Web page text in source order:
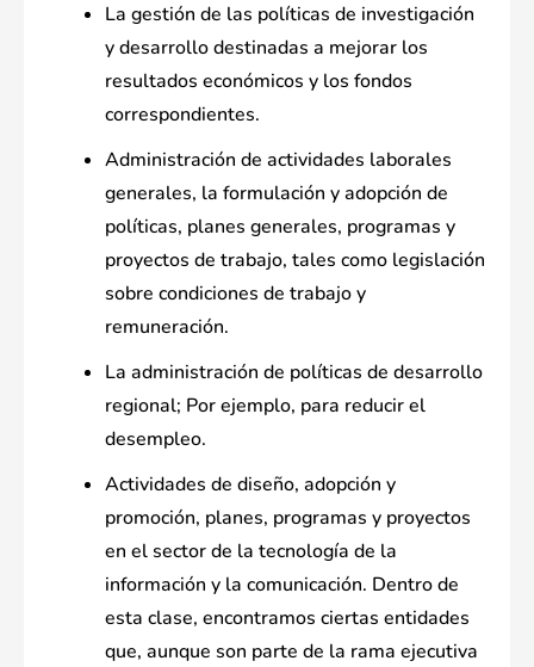
La gestión de las políticas de investigación
y desarrollo destinadas a mejorar los
resultados económicos y los fondos
correspondientes.
Administración de actividades laborales
generales, la formulación y adopción de
políticas, planes generales, programas y
proyectos de trabajo, tales como legislación
sobre condiciones de trabajo y
remuneración.
La administración de políticas de desarrollo
regional; Por ejemplo, para reducir el
desempleo.
Actividades de diseño, adopción y
promoción, planes, programas y proyectos
en el sector de la tecnología de la
información y la comunicación. Dentro de
esta clase, encontramos ciertas entidades
que, aunque son parte de la rama ejecutiva